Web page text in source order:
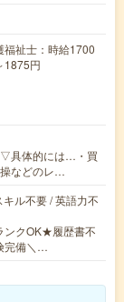
祉士：時給1700
1875円
▽具体的には…・買
などのレ…
ル不要 / 英語力不
ンクOK★履歴書不
完備＼…